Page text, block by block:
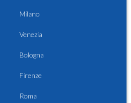
Milano
Venezia
Bologna
Firenze
Roma